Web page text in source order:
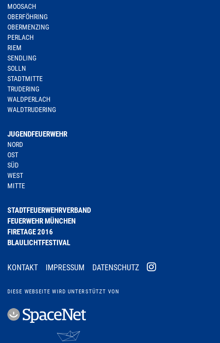
MOOSACH
OBERFÖHRING
OBERMENZING
PERLACH
RIEM
SENDLING
SOLLN
STADTMITTE
TRUDERING
WALDPERLACH
WALDTRUDERING
JUGENDFEUERWEHR
NORD
OST
SÜD
WEST
MITTE
STADTFEUERWEHRVERBAND
FEUERWEHR MÜNCHEN
FIRETAGE 2016
BLAULICHTFESTIVAL
KONTAKT IMPRESSUM DATENSCHUTZ
DIESE WEBSEITE WIRD UNTERSTÜTZT VON